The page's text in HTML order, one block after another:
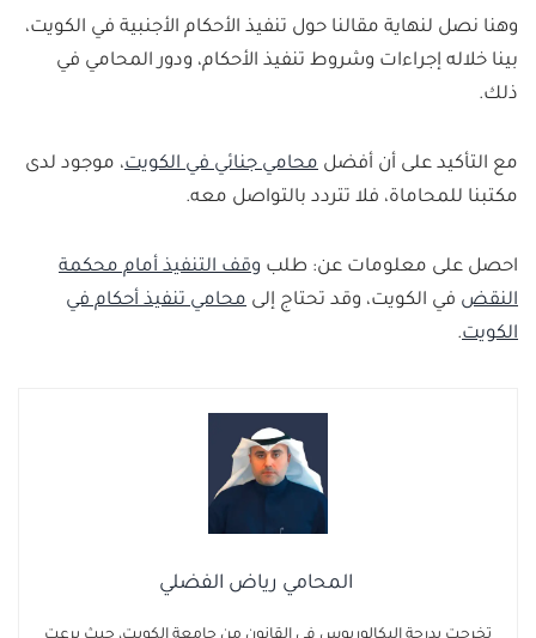
محكمة مختصة وتكليف الخصوم بالحضور والتمثيل
الصحيح إضافة إلى عدم تعارضه مع حكم صدر بالكويت
وحيازته لقوة الشي المقضي به.
وهنا نصل لنهاية مقالنا حول تنفيذ الأحكام الأجنبية في الكويت،
بينا خلاله إجراءات وشروط تنفيذ الأحكام، ودور المحامي في
ذلك.
مع التأكيد على أن أفضل محامي جنائي في الكويت، موجود لدى
مكتبنا للمحاماة، فلا تتردد بالتواصل معه.
احصل على معلومات عن: طلب وقف التنفيذ أمام محكمة
النقض في الكويت، وقد تحتاج إلى محامي تنفيذ أحكام في
الكويت.
المحامي رياض الفضلي